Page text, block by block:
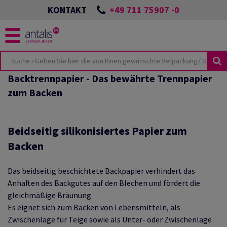
KONTAKT +49 711 75907 -0
& PALETTEN
ANTALIS
Backtrennpapier - Das bewährte Trennpapier
zum Backen
Beidseitig silikonisiertes Papier zum
Backen
Das beidseitig beschichtete Backpapier verhindert das
Anhaften des Backgutes auf den Blechen und fördert die
gleichmäßige Bräunung.
Es eignet sich zum Backen von Lebensmitteln, als
Zwischenlage für Teige sowie als Unter- oder Zwischenlage